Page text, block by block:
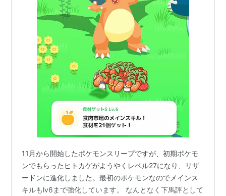
11月から開始したポケモンスリープですが、初期ポケモ
ンでもらったヒトカゲがようやくレベル27になり、リザ
ードンに進化しました。最初のポケモンなのでメインス
キルもlv6まで強化しています。 なんとなく下馬評として